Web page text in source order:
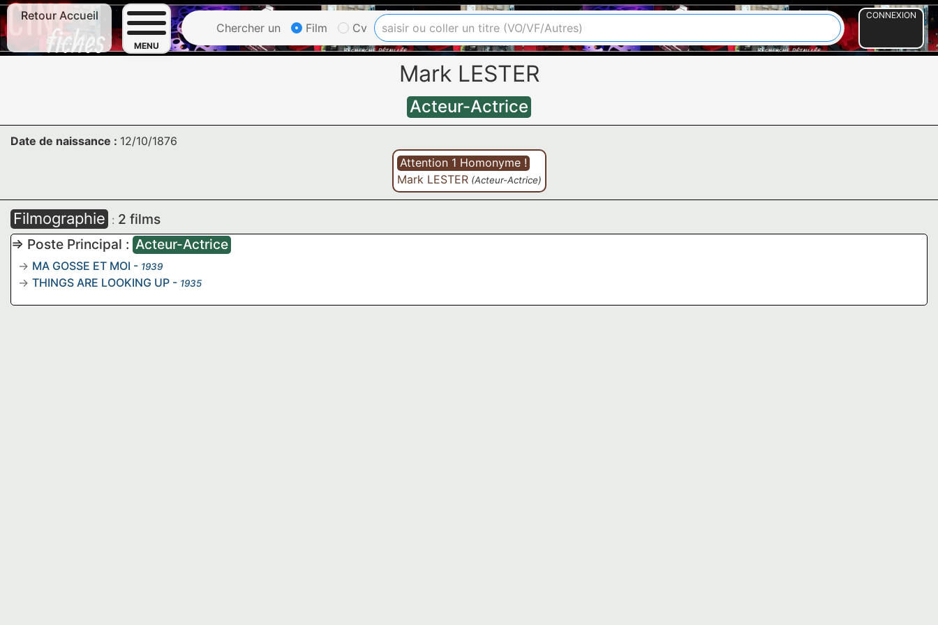
Retour Accueil
MENU
Chercher un Film Cv
CONNEXION
Mark LESTER
Acteur-Actrice
Date de naissance : 12/10/1876
Attention 1 Homonyme !
Mark LESTER(Acteur-Actrice)
Filmographie : 2 films
=> Poste Principal : Acteur-Actrice
MA GOSSE ET MOI - 1939
THINGS ARE LOOKING UP - 1935